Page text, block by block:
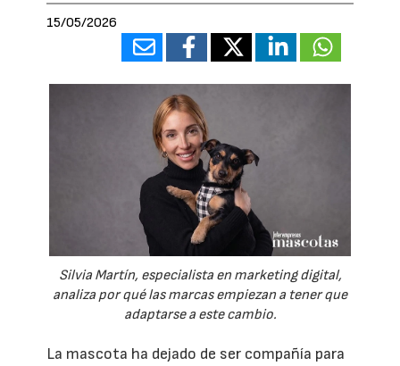
15/05/2026
Silvia Martín, especialista en marketing digital,
analiza por qué las marcas empiezan a tener que
adaptarse a este cambio.
La mascota ha dejado de ser compañía para